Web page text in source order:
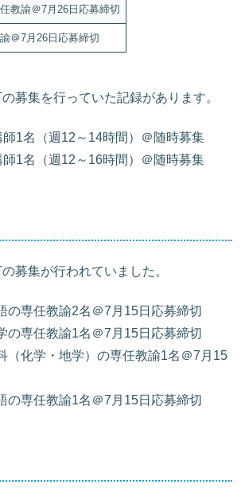
教諭＠7月26日応募締切
＠7月26日応募締切
募集を行っていた記録があります。
1名（週12～14時間）＠随時募集
1名（週12～16時間）＠随時募集
募集が行われていました。
専任教諭2名＠7月15日応募締切
専任教諭1名＠7月15日応募締切
化学・地学）の専任教諭1名＠7月15
専任教諭1名＠7月15日応募締切